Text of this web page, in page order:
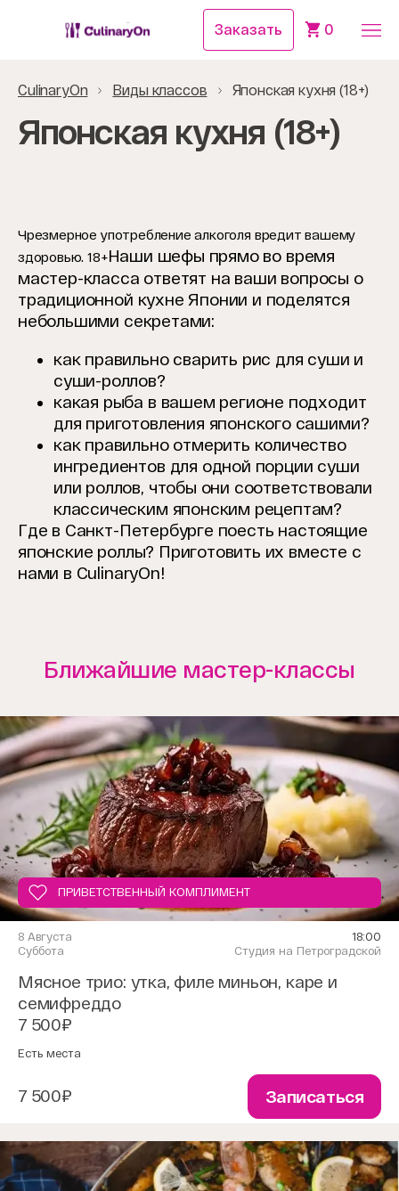
Заказать 0
CulinaryOn Виды классов Японская кухня (18+)
Японская кухня (18+)
Чрезмерное употребление алкоголя вредит вашему
здоровью. 18+Наши шефы прямо во время
мастер-класса ответят на ваши вопросы о
традиционной кухне Японии и поделятся
небольшими секретами:
как правильно сварить рис для суши и
суши-роллов?
какая рыба в вашем регионе подходит
для приготовления японского сашими?
как правильно отмерить количество
ингредиентов для одной порции суши
или роллов, чтобы они соответствовали
классическим японским рецептам?
Где в Санкт-Петербурге поесть настоящие
японские роллы? Приготовить их вместе с
нами в CulinaryOn!
Ближайшие мастер-классы
ПРИВЕТСТВЕННЫЙ КОМПЛИМЕНТ
8 Августа
Суббота
18:00
Студия на Петроградской
Мясное трио: утка, филе миньон, каре и
семифреддо
7 500₽
Есть места
7 500₽ Записаться